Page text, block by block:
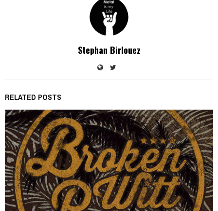
Stephan Birlouez
RELATED POSTS